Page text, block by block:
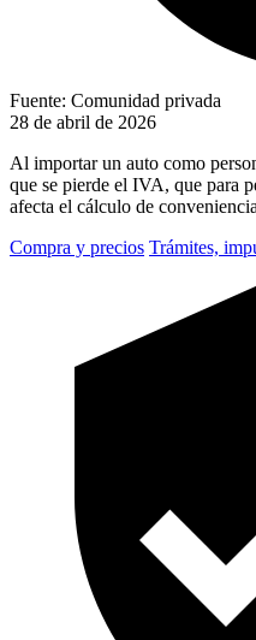
Fuente: Comunidad privada
28 de abril de 2026
Al importar un auto como
que se pierde el IVA, que para
afecta el cálculo de
Compra y precios Trámites,